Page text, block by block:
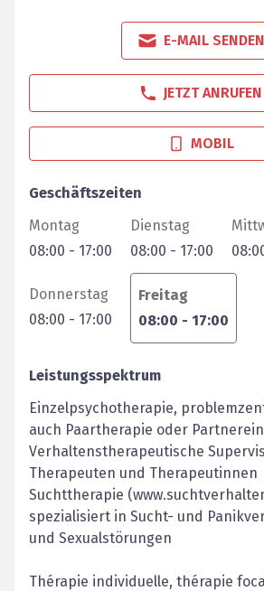
E-MAIL SENDEN
JETZT ANRUFEN
MOBIL
Geschäftszeiten
Montag
08:00 - 17:00
Dienstag
08:00 - 17:00
Donnerstag
08:00 - 17:00
Freitag
08:00 - 17:00
Leistungsspektrum
Einzelpsychotherapie,
auch Paartherapie oder
Verhaltenstherapeutische
Therapeuten und Therapeutinnen
Suchttherapie
spezialisiert in Sucht- und
und Sexualstörungen
Thérapie individuelle, thérapie